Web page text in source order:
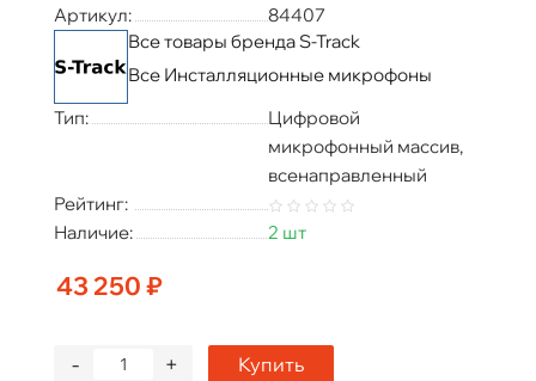
Артикул:
84407
Все товары бренда S-Track
Все Инсталляционные микрофоны
Тип:
Цифровой
микрофонный массив,
всенаправленный
Рейтинг:
Наличие:
2 шт
43 250 ₽
+
- Купить